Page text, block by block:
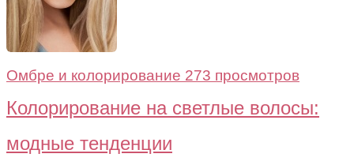
Омбре и колорирование 273 просмотров
Колорирование на светлые волосы:
модные тенденции